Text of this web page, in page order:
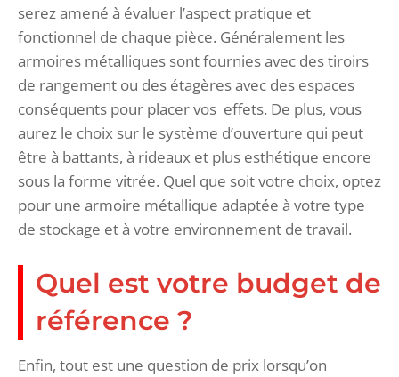
serez amené à évaluer l’aspect pratique et
fonctionnel de chaque pièce. Généralement les
armoires métalliques sont fournies avec des tiroirs
de rangement ou des étagères avec des espaces
conséquents pour placer vos effets. De plus, vous
aurez le choix sur le système d’ouverture qui peut
être à battants, à rideaux et plus esthétique encore
sous la forme vitrée. Quel que soit votre choix, optez
pour une armoire métallique adaptée à votre type
de stockage et à votre environnement de travail.
Quel est votre budget de
référence ?
Enfin, tout est une question de prix lorsqu’on